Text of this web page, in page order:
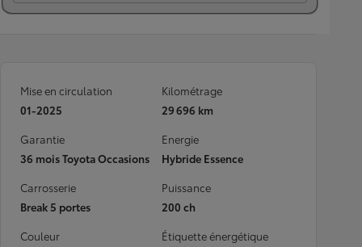
Mise en circulation
01-2025
Kilométrage
29 696 km
Garantie
36 mois Toyota Occasions
Energie
Hybride Essence
Carrosserie
Break 5 portes
Puissance
200 ch
Couleur
Étiquette énergétique